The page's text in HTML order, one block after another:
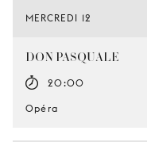
MERCREDI 12
DON PASQUALE
20:00
Opéra